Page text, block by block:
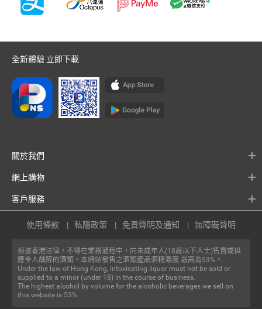
全新體驗 立即下載
關於我們
網上購物
客戶服務
根據香港法律，不得在業務過程中，向未成年人(18歲以下人士)售賣或供
應令人醺醉的酒類。本網站發售之酒類產品酒精濃度 最高為53%。
Under the law of Hong Kong, intoxicating liquor must not be sold or
supplied to a minor (under 18) in the course of business.
The highest alcohol by volume for the alcoholic beverages we sell on
this website is 53%.
使用條款 私隱政策 免責聲明及通知 無障礙聲明